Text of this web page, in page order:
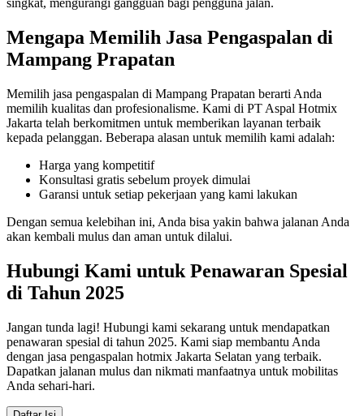
singkat, mengurangi gangguan bagi pengguna jalan.
Mengapa Memilih Jasa Pengaspalan di
Mampang Prapatan
Memilih jasa pengaspalan di Mampang Prapatan berarti Anda
memilih kualitas dan profesionalisme. Kami di PT Aspal Hotmix
Jakarta telah berkomitmen untuk memberikan layanan terbaik
kepada pelanggan. Beberapa alasan untuk memilih kami adalah:
Harga yang kompetitif
Konsultasi gratis sebelum proyek dimulai
Garansi untuk setiap pekerjaan yang kami lakukan
Dengan semua kelebihan ini, Anda bisa yakin bahwa jalanan Anda
akan kembali mulus dan aman untuk dilalui.
Hubungi Kami untuk Penawaran Spesial
di Tahun 2025
Jangan tunda lagi! Hubungi kami sekarang untuk mendapatkan
penawaran spesial di tahun 2025. Kami siap membantu Anda
dengan jasa pengaspalan hotmix Jakarta Selatan yang terbaik.
Dapatkan jalanan mulus dan nikmati manfaatnya untuk mobilitas
Anda sehari-hari.